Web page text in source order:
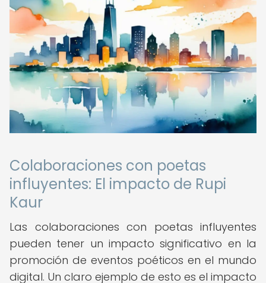
Colaboraciones con poetas
influyentes: El impacto de Rupi
Kaur
Las colaboraciones con poetas influyentes
pueden tener un impacto significativo en la
promoción de eventos poéticos en el mundo
digital. Un claro ejemplo de esto es el impacto